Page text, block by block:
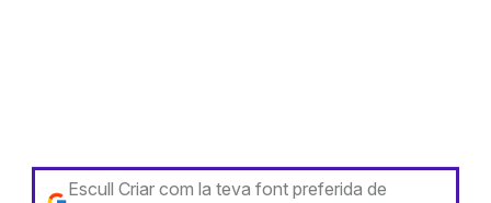
Escull Criar com la teva font preferida de